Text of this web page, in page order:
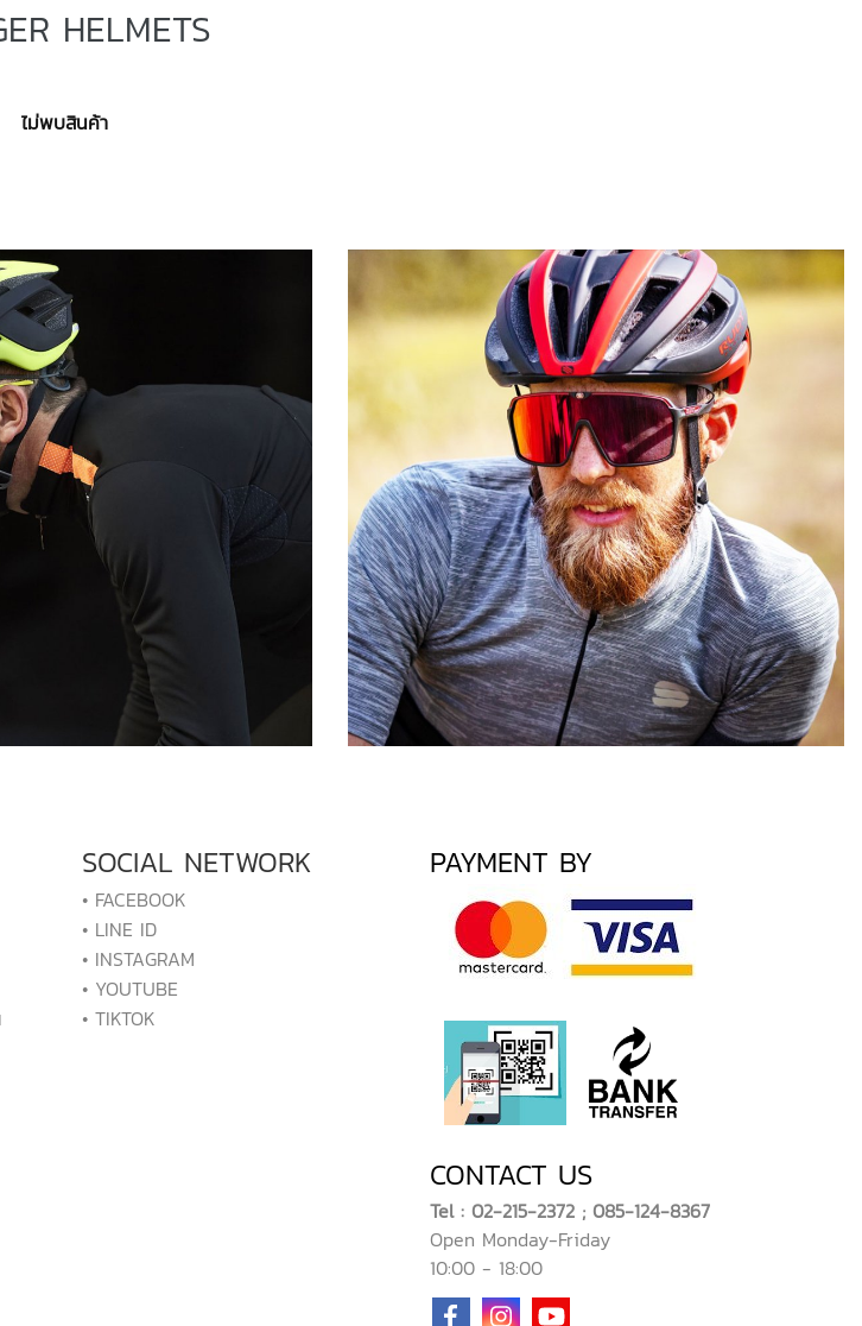
HELMETS
ไม่พบสินค้า
SOCIAL NETWORK
• FACEBOOK
• LINE ID
• INSTAGRAM
• YOUTUBE
• TIKTOK
PAYMENT BY
CONTACT US
Tel : 02-215-2372 ; 085-124-8367
Open Monday-Friday
10:00 - 18:00